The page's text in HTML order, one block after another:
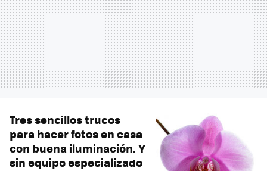
Tres sencillos trucos
para hacer fotos en casa
con buena iluminación. Y
sin equipo especializado